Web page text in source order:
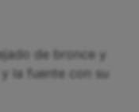
de bronce y
la fuente con su